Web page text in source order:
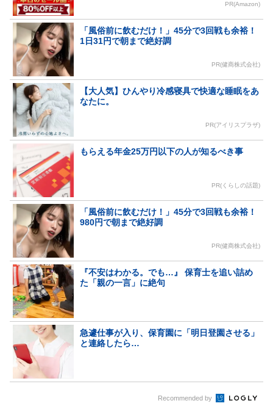
PR(Amazon)
「風俗前に飲むだけ！」45分で3回戦も余裕！
1日31円で朝まで絶好調
PR(健商株式会社)
【大人気】ひんやり冷感寝具で快適な睡眠をあ
なたに。
PR(アイリスプラザ)
もらえる年金25万円以下の人が知るべき事
PR(くらしの話題)
「風俗前に飲むだけ！」45分で3回戦も余裕！
980円で朝まで絶好調
PR(健商株式会社)
『不安はわかる。でも…』 保育士を追い詰め
た「親の一言」に絶句
急遽仕事が入り、保育園に「明日登園させる」
と連絡したら…
Recommended by